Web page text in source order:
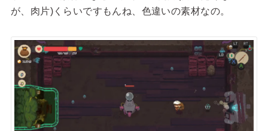
が、肉片)くらいですもんね、色違いの素材なの。